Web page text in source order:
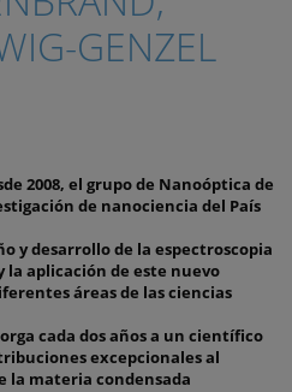
GENZEL
2008, el grupo de Nanoóptica de
de nanociencia del País
y desarrollo de la espectroscopia
aplicación de este nuevo
áreas de las ciencias
cada dos años a un científico
excepcionales al
la materia condensada